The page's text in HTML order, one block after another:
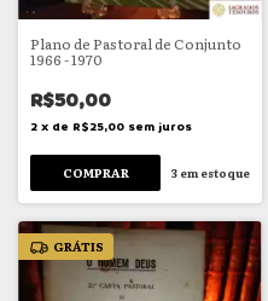
Plano de Pastoral de Conjunto
1966 - 1970
R$50,00
2 x de R$25,00 sem juros
3em estoque
GRÁTIS